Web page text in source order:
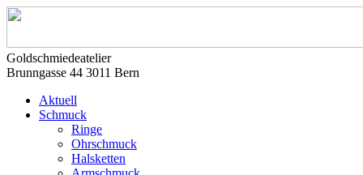
Goldschmiedeatelier
Brunngasse 44 3011 Bern
Aktuell
Schmuck
Ringe
Ohrschmuck
Halsketten